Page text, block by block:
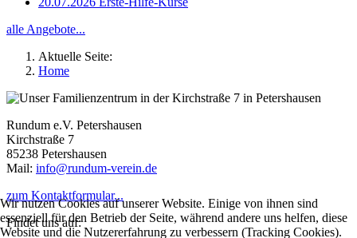
alle Angebote...
Aktuelle Seite:
Home
Rundum e.V. Petershausen
Kirchstraße 7
85238 Petershausen
Mail: info@rundum-verein.de
zum Kontaktformular...
Findet uns auf:
Wir nutzen Cookies auf unserer Website. Einige von ihnen sind
essenziell für den Betrieb der Seite, während andere uns helfen, diese
Website und die Nutzererfahrung zu verbessern (Tracking Cookies).